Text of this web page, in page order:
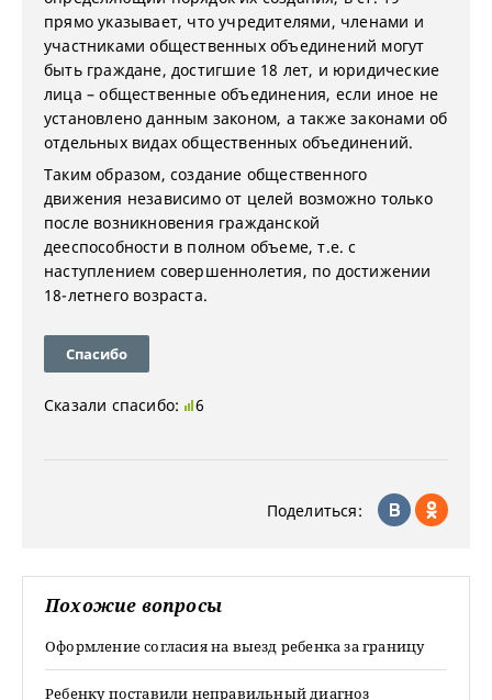
прямо указывает, что учредителями, членами и
участниками общественных объединений могут
быть граждане, достигшие 18 лет, и юридические
лица – общественные объединения, если иное не
установлено данным законом, а также законами об
отдельных видах общественных объединений.
Таким образом, создание общественного
движения независимо от целей возможно только
после возникновения гражданской
дееспособности в полном объеме, т.е. с
наступлением совершеннолетия, по достижении
18-летнего возраста.
Спасибо
Сказали спасибо: 6
Поделиться:
Похожие вопросы
Оформление согласия на выезд ребенка за границу
Ребенку поставили неправильный диагноз